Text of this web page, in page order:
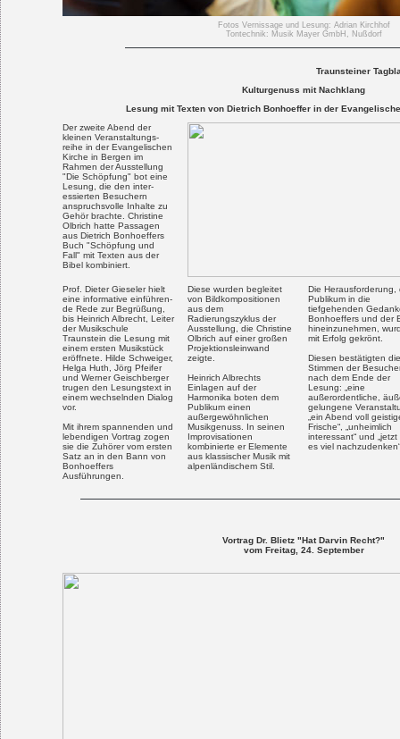
Fotos Vernissage und Lesung: Adrian Kirchhof
Tontechnik: Musik Mayer GmbH, Nußdorf
Traunsteiner
Kulturgenuss mit Nachklang
Lesung mit Texten von Dietrich Bonhoeffer in der
Der zweite Abend der
kleinen Veranstaltungs-
reihe in der Evangelischen
Kirche in Bergen im
Rahmen der Ausstellung
"Die Schöpfung" bot eine
Lesung, die den inter-
essierten Besuchern
anspruchsvolle Inhalte zu
Gehör brachte. Christine
Olbrich hatte Passagen
aus Dietrich Bonhoeffers
Buch "Schöpfung und
Fall" mit Texten aus der
Bibel kombiniert.
Prof. Dieter Gieseler hielt
eine informative einführen-
de Rede zur Begrüßung,
bis Heinrich Albrecht, Leiter
der Musikschule
Traunstein die Lesung mit
einem ersten Musikstück
eröffnete. Hilde Schweiger,
Helga Huth, Jörg Pfeifer
und Werner Geischberger
trugen den Lesungstext in
einem wechselnden Dialog
vor.
Mit ihrem spannenden und
lebendigen Vortrag zogen
sie die Zuhörer vom ersten
Satz an in den Bann von
Bonhoeffers
Ausführungen.
Diese wurden begleitet
von Bildkompositionen
aus dem
Radierungszyklus der
Ausstellung, die Christine
Olbrich auf einer großen
Projektionsleinwand
zeigte.
Heinrich Albrechts
Einlagen auf der
Harmonika boten dem
Publikum einen
außergewöhnlichen
Musikgenuss. In seinen
Improvisationen
kombinierte er Elemente
aus klassischer Musik mit
alpenländischem Stil.
Die Herausforderung,
Publikum in die
tiefgehenden
Bonhoeffers und der
hineinzunehmen,
mit Erfolg gekrönt.
Diesen bestätigten die
Stimmen der
nach dem Ende der
Lesung: „eine
außerordentliche,
gelungene
„ein Abend voll
Frische“, „unheimlich
interessant“ und „jetzt
es viel
Vortrag Dr. Blietz "Hat Darvin Recht?"
vom Freitag, 24. September